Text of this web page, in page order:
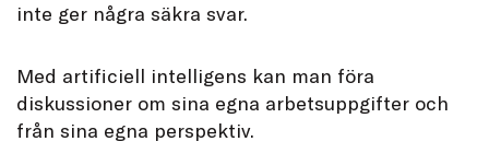
inte ger några säkra svar.
Med artificiell intelligens kan man föra
diskussioner om sina egna arbetsuppgifter och
från sina egna perspektiv.